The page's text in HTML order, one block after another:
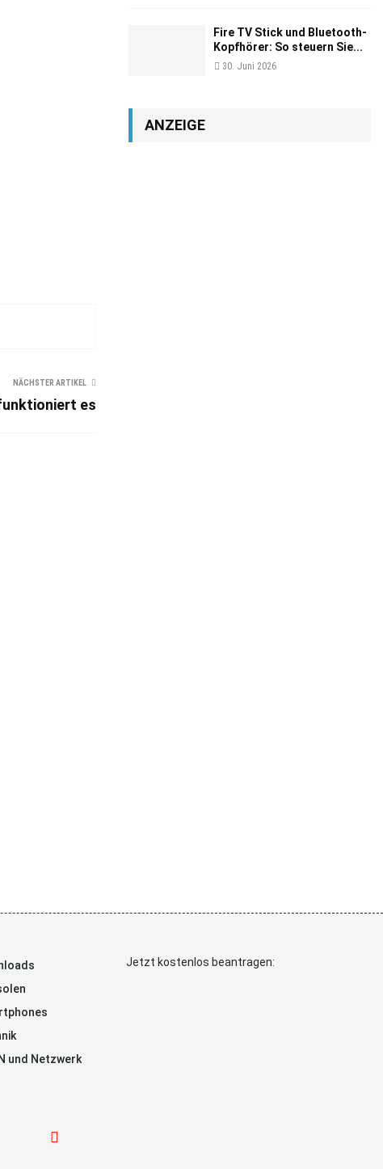
NÄCHSTER ARTIKEL
es
Fire TV Stick und Bluetooth-
Kopfhörer: So steuern Sie...
30. Juni 2026
ANZEIGE
und Netzwerk
Jetzt kostenlos beantragen: